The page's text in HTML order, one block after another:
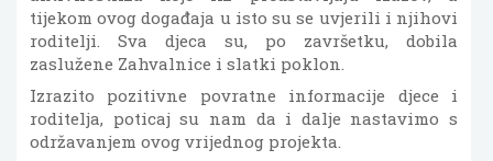
tijekom ovog događaja u isto su se uvjerili i njihovi
roditelji. Sva djeca su, po završetku, dobila
zaslužene Zahvalnice i slatki poklon.
Izrazito pozitivne povratne informacije djece i
roditelja, poticaj su nam da i dalje nastavimo s
održavanjem ovog vrijednog projekta.